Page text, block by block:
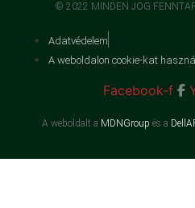
© 2022 MINDEN JOG
Adatvédelem
A weboldalon cookie-kat
Facebook-f
A weboldalt a MDNGroup és a